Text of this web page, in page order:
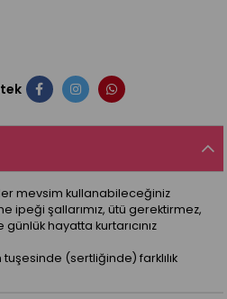
mevsim kullanabileceğiniz
ipeği şallarımız, ütü gerektirmez,
hayatta kurtarıcınız
(sertliğinde) farklılık